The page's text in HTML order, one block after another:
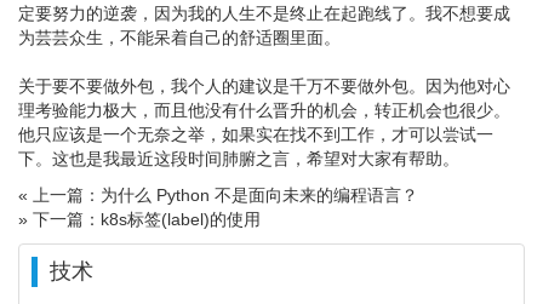
定要努力的逆袭，因为我的人生不是终止在起跑线了。我不想要成
为芸芸众生，不能呆着自己的舒适圈里面。
关于要不要做外包，我个人的建议是千万不要做外包。因为他对心
理考验能力极大，而且他没有什么晋升的机会，转正机会也很少。
他只应该是一个无奈之举，如果实在找不到工作，才可以尝试一
下。这也是我最近这段时间肺腑之言，希望对大家有帮助。
« 上一篇：为什么 Python 不是面向未来的编程语言？
» 下一篇：k8s标签(label)的使用
技术